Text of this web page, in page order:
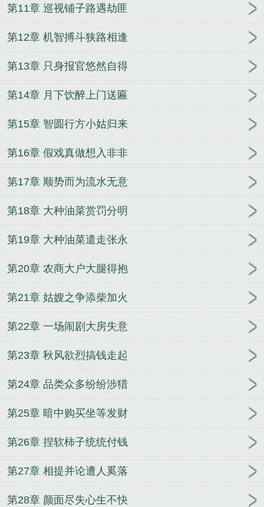
第11章 巡视铺子路遇劫匪
第12章 机智搏斗狭路相逢
第13章 只身报官悠然自得
第14章 月下饮醉上门送匾
第15章 智圆行方小姑归来
第16章 假戏真做想入非非
第17章 顺势而为流水无意
第18章 大种油菜赏罚分明
第19章 大种油菜遣走张永
第20章 农商大户大腿得抱
第21章 姑嫂之争添柴加火
第22章 一场闹剧大房失意
第23章 秋风欲烈搞钱走起
第24章 品类众多纷纷涉猎
第25章 暗中购买坐等发财
第26章 捏软柿子统统付钱
第27章 相提并论遭人奚落
第28章 颜面尽失心生不快